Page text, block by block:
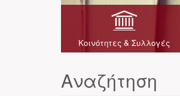
Κοινότητες & Συλλογές
Αναζήτηση